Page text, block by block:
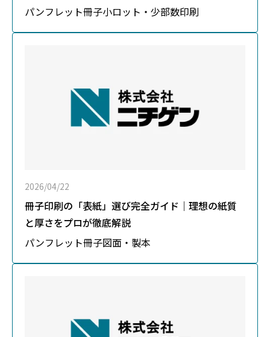
パンフレット冊子小ロット・少部数印刷
2026/04/22
冊子印刷の「表紙」選び完全ガイド｜理想の紙質
と厚さをプロが徹底解説
パンフレット冊子図面・製本